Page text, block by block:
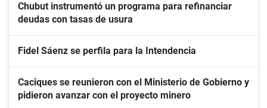
Chubut instrumentó un programa para refinanciar
deudas con tasas de usura
Fidel Sáenz se perfila para la Intendencia
Caciques se reunieron con el Ministerio de Gobierno y
pidieron avanzar con el proyecto minero